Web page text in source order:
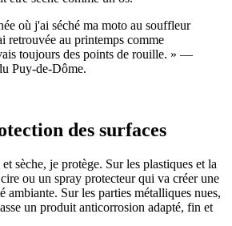
où j'ai séché ma moto au souffleur
retrouvée au printemps comme
toujours des points de rouille. » —
Puy-de-Dôme.
des surfaces
sèche, je protège. Sur les plastiques et la
ou un spray protecteur qui va créer une
ambiante. Sur les parties métalliques nues,
un produit anticorrosion adapté, fin et